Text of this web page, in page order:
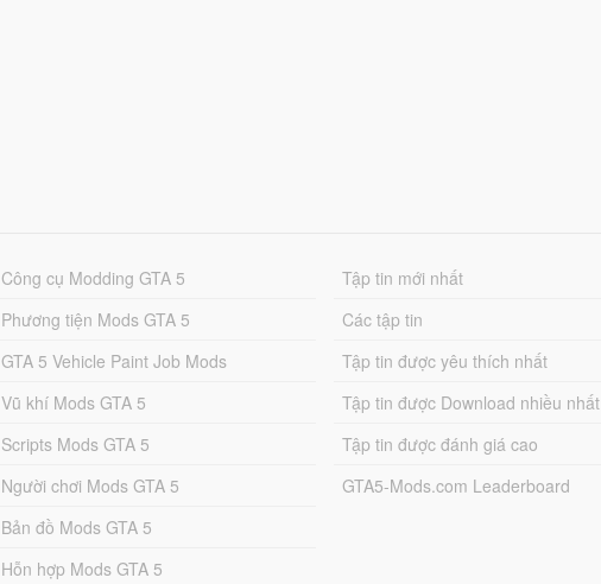
Công cụ Modding GTA 5
Phương tiện Mods GTA 5
GTA 5 Vehicle Paint Job Mods
Vũ khí Mods GTA 5
Scripts Mods GTA 5
Người chơi Mods GTA 5
Bản đồ Mods GTA 5
Hỗn hợp Mods GTA 5
Tập tin mới nhất
Các tập tin
Tập tin được yêu thích nhất
Tập tin được Download nhiều nhất
Tập tin được đánh giá cao
GTA5-Mods.com Leaderboard